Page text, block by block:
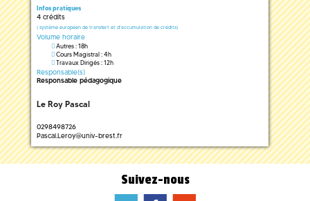
Infos pratiques
4 crédits
( système européen de transfert et d'accumulation de crédits)
Volume horaire
Autres : 18h
Cours Magistral : 4h
Travaux Dirigés : 12h
Responsable(s)
Responsable pédagogique
Le Roy Pascal
0298498726
Pascal.Leroy@univ-brest.fr
Suivez-nous